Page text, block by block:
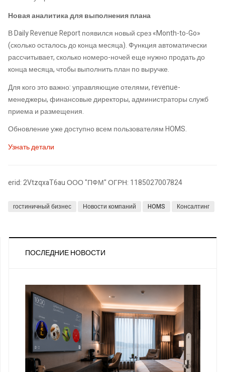
Новая аналитика для выполнения плана
В Daily Revenue Report появился новый срез «Month-to-Go»
(сколько осталось до конца месяца). Функция автоматически
рассчитывает, сколько номеро-ночей еще нужно продать до
конца месяца, чтобы выполнить план по выручке.
Для кого это важно: управляющие отелями, revenue-
менеджеры, финансовые директоры, администраторы служб
приема и размещения.
Обновление уже доступно всем пользователям HOMS.
Узнать детали
erid: 2VtzqxaT6au ООО "ПФМ" ОГРН: 1185027007824
гостиничный бизнес Новости компаний HOMS Консалтинг
ПОСЛЕДНИЕ НОВОСТИ